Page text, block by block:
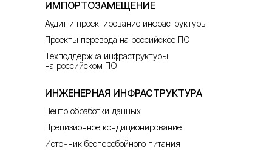
Техподдержка инфраструктуры
на российском ПО
Проекты перевода на российское ПО
Аудит и проектирование инфраструктуры
ИМПОРТОЗАМЕЩЕНИЕ
Источник бесперебойного питания
Прецизионное кондиционирование
Центр обработки данных
ИНЖЕНЕРНАЯ ИНФРАСТРУКТУРА